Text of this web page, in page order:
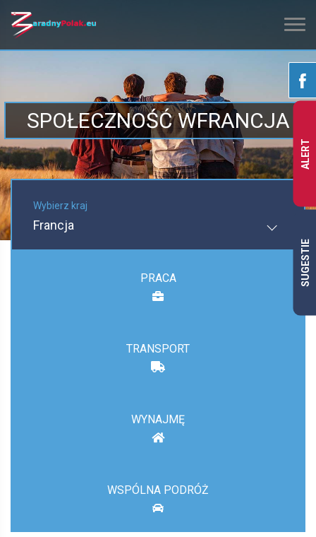
SPOŁECZNOŚĆ WFRANCJA
Wybierz kraj
Francja
PRACA
TRANSPORT
WYNAJMĘ
WSPÓLNA PODRÓŻ
ALERT
SUGESTIE